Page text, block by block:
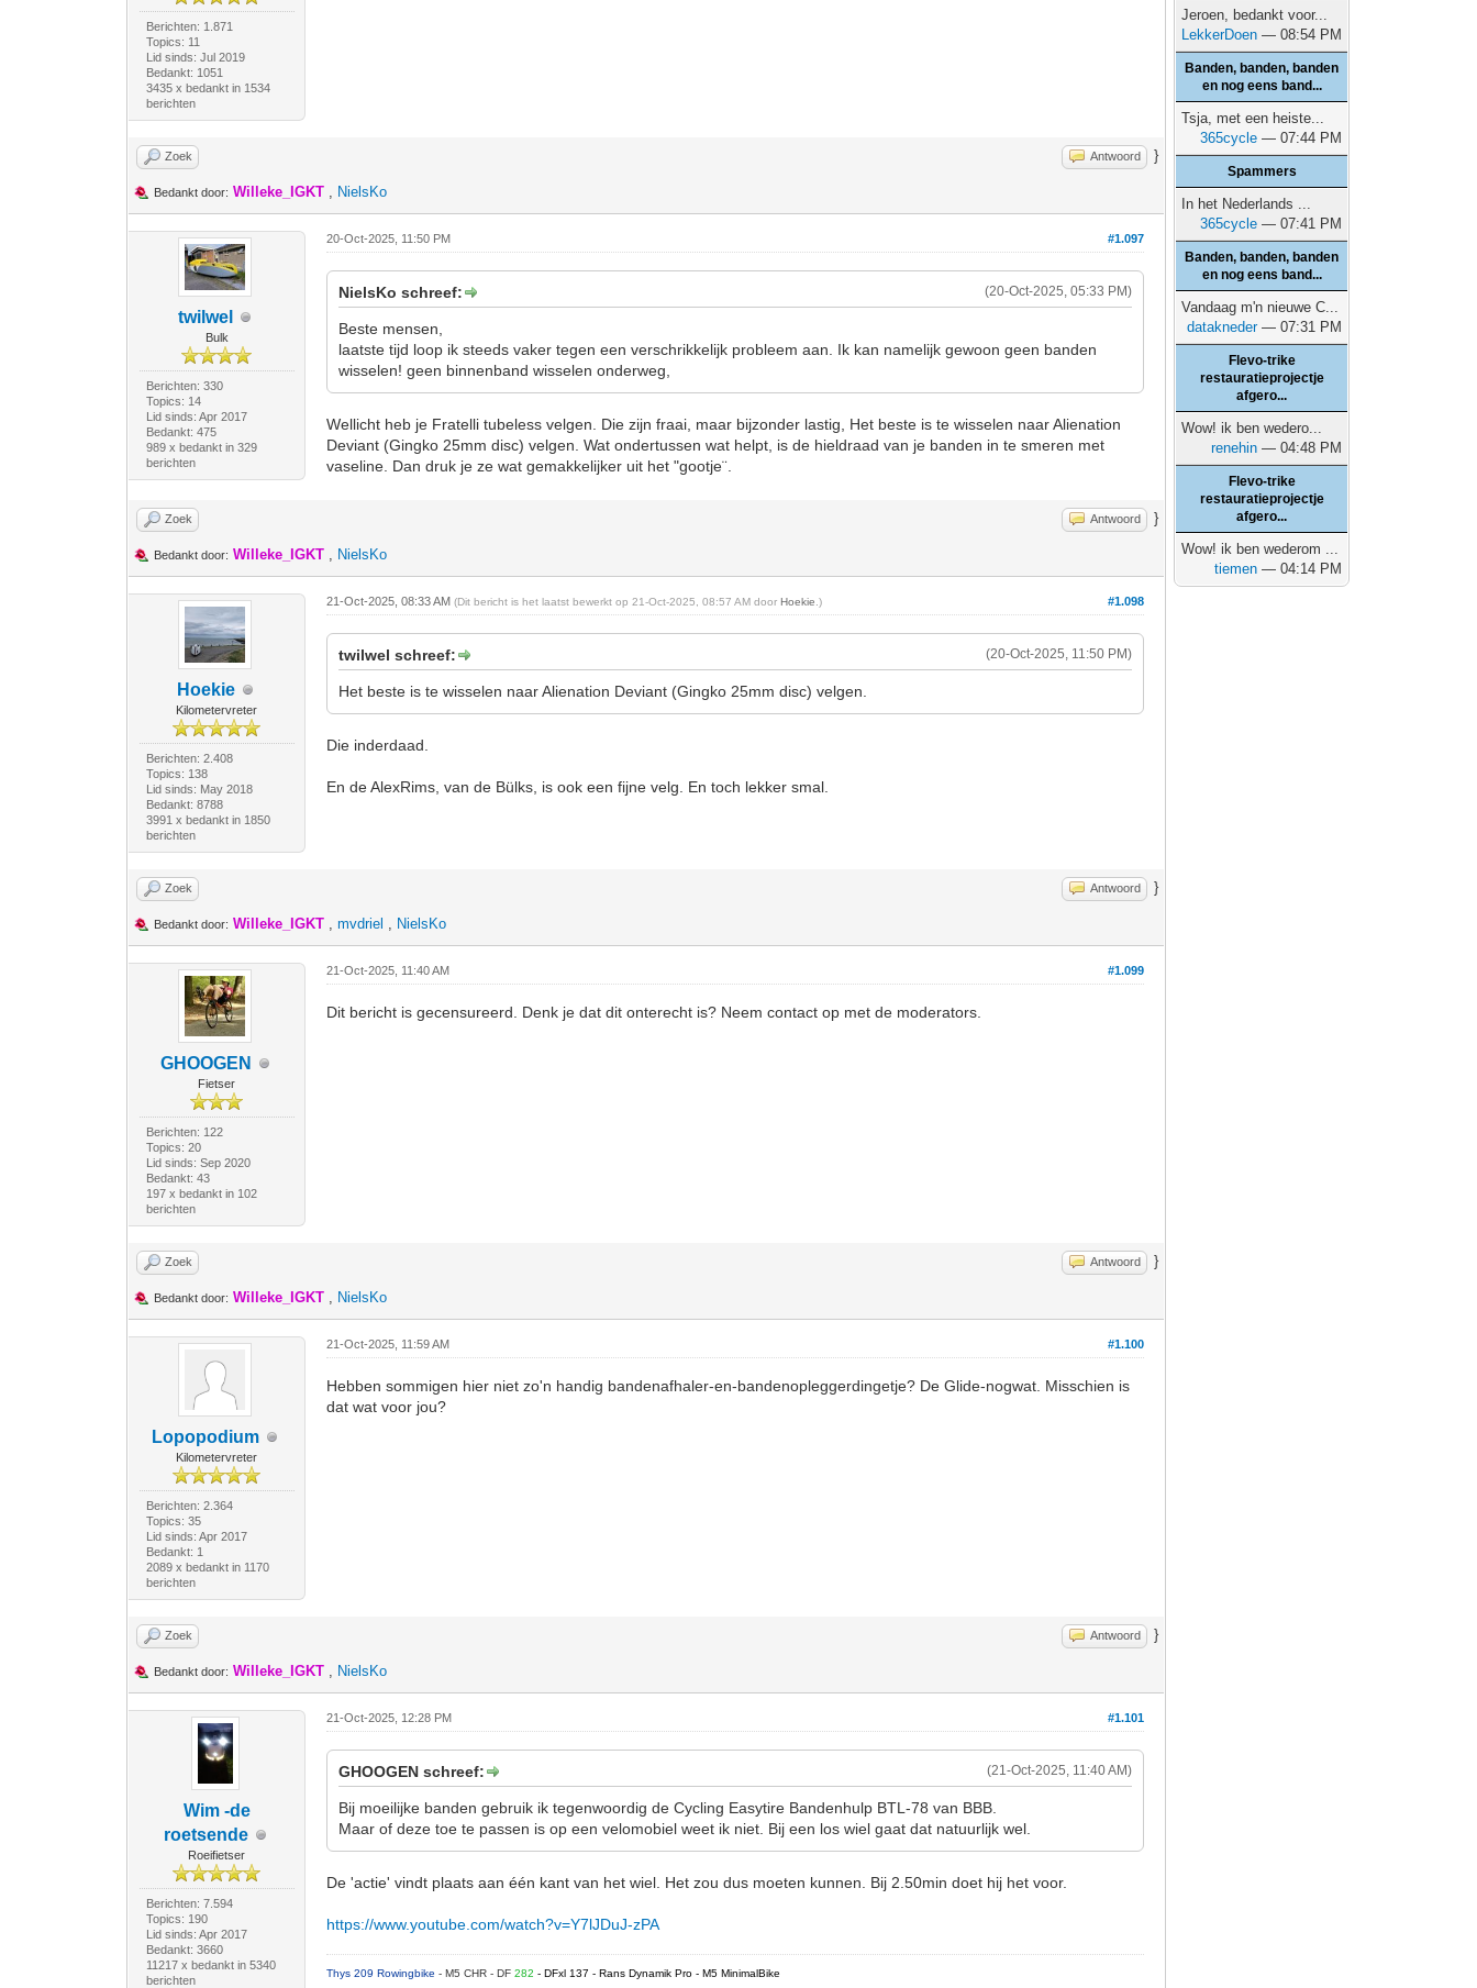
Berichten: 1.871
Topics: 11
Lid sinds: Jul 2019
Bedankt: 1051
3435 x bedankt in 1534
berichten
Zoek Antwoord }
Bedankt door: Willeke_IGKT , NielsKo
twilwel
Bulk
Berichten: 330
Topics: 14
Lid sinds: Apr 2017
Bedankt: 475
989 x bedankt in 329
berichten
#1.097
20-Oct-2025, 11:50 PM
(20-Oct-2025, 05:33 PM)
NielsKo schreef:
Beste mensen,
laatste tijd loop ik steeds vaker tegen een verschrikkelijk probleem aan. Ik kan namelijk gewoon geen banden
wisselen! geen binnenband wisselen onderweg,
Wellicht heb je Fratelli tubeless velgen. Die zijn fraai, maar bijzonder lastig, Het beste is te wisselen naar Alienation
Deviant (Gingko 25mm disc) velgen. Wat ondertussen wat helpt, is de hieldraad van je banden in te smeren met
vaseline. Dan druk je ze wat gemakkelijker uit het "gootje¨.
Zoek Antwoord }
Bedankt door: Willeke_IGKT , NielsKo
Hoekie
Kilometervreter
Berichten: 2.408
Topics: 138
Lid sinds: May 2018
Bedankt: 8788
3991 x bedankt in 1850
berichten
#1.098
21-Oct-2025, 08:33 AM(Dit bericht is het laatst bewerkt op 21-Oct-2025, 08:57 AM doorHoekie .)
(20-Oct-2025, 11:50 PM)
twilwel schreef:
Het beste is te wisselen naar Alienation Deviant (Gingko 25mm disc) velgen.
Die inderdaad.
En de AlexRims, van de Bülks, is ook een fijne velg. En toch lekker smal.
Zoek Antwoord }
Bedankt door: Willeke_IGKT ,mvdriel , NielsKo
GHOOGEN
Fietser
Berichten: 122
Topics: 20
Lid sinds: Sep 2020
Bedankt: 43
197 x bedankt in 102
berichten
#1.099
21-Oct-2025, 11:40 AM
Dit bericht is gecensureerd. Denk je dat dit onterecht is? Neem contact op met de moderators.
Zoek Antwoord }
Bedankt door: Willeke_IGKT , NielsKo
Lopopodium
Kilometervreter
Berichten: 2.364
Topics: 35
Lid sinds: Apr 2017
Bedankt: 1
2089 x bedankt in 1170
berichten
#1.100
21-Oct-2025, 11:59 AM
Hebben sommigen hier niet zo'n handig bandenafhaler-en-bandenopleggerdingetje? De Glide-nogwat. Misschien is
dat wat voor jou?
Zoek Antwoord }
Bedankt door: Willeke_IGKT , NielsKo
Wim -de
roetsende
Roeifietser
Berichten: 7.594
Topics: 190
Lid sinds: Apr 2017
Bedankt: 3660
11217 x bedankt in 5340
berichten
#1.101
21-Oct-2025, 12:28 PM
(21-Oct-2025, 11:40 AM)
GHOOGEN schreef:
Bij moeilijke banden gebruik ik tegenwoordig de Cycling Easytire Bandenhulp BTL-78 van BBB.
Maar of deze toe te passen is op een velomobiel weet ik niet. Bij een los wiel gaat dat natuurlijk wel.
De 'actie' vindt plaats aan één kant van het wiel. Het zou dus moeten kunnen. Bij 2.50min doet hij het voor.
https://www.youtube.com/watch?v=Y7lJDuJ-zPA
Thys 209 Rowingbike- M5 CHR - DF282- DFxl 137 - Rans Dynamik Pro - M5 MinimalBike
Jeroen, bedankt voor...
LekkerDoen — 08:54 PM
Banden, banden, banden
en nog eens band...
Tsja, met een heiste...
365cycle — 07:44 PM
Spammers
In het Nederlands ...
365cycle — 07:41 PM
Banden, banden, banden
en nog eens band...
Vandaag m'n nieuwe C...
datakneder— 07:31 PM
Flevo-trike
restauratieprojectje
afgero...
Wow! ik ben wedero...
renehin — 04:48 PM
Flevo-trike
restauratieprojectje
afgero...
Wow! ik ben wederom ...
tiemen — 04:14 PM